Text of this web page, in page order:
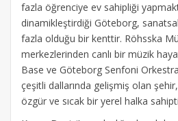
fazla öğrenciye ev sahipliği
dinamikleştirdiği Göteborg,
fazla olduğu bir kenttir. Röhsska
merkezlerinden canlı bir müzik
Base ve Göteborg Senfoni
çeşitli dallarında gelişmiş olan
özgür ve sıcak bir yerel halka